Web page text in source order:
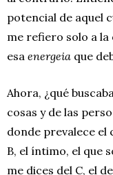
potencial de aquel
me refiero solo a la
esa energeia que
Ahora, ¿qué
cosas y de las
donde prevalece el
B, el íntimo, el que
me dices del C, el